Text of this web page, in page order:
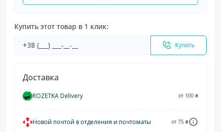
Купить этот товар в 1 клик:
Купить
Доставка
ROZETKA Delivery от 100 ₴
Новой почтой в отделения и почтоматы от 75 ₴